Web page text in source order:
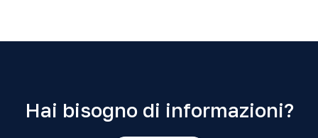
Hai bisogno di informazioni?